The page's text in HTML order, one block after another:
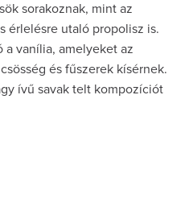
sorakoznak, mint az
érlelésre utaló propolisz is.
a vanília, amelyeket az
és fűszerek kísérnek.
ívű savak telt kompozíciót
Így lesz
borász #26
Az extra
pillanatokat